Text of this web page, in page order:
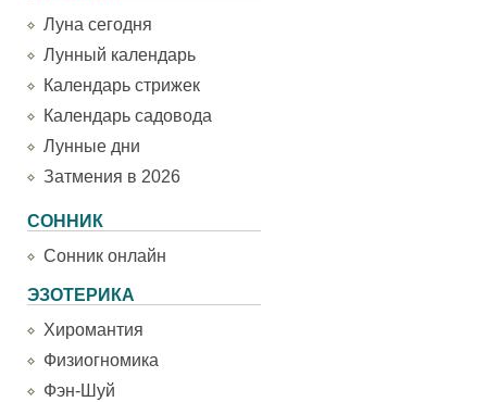
Луна сегодня
Лунный календарь
Календарь стрижек
Календарь садовода
Лунные дни
Затмения в 2026
СОННИК
Сонник онлайн
ЭЗОТЕРИКА
Хиромантия
Физиогномика
Фэн-Шуй